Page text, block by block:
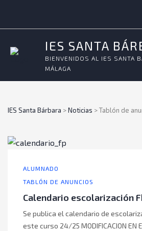
IES SANTA
BIENVENIDOS AL IES SANTA
MÁLAGA
IES Santa Bárbara >Noticias >Tablón de
ALUMNADO
TABLÓN DE ANUNCIOS
Calendario escolarización
Se publica el calendario de
este curso 24/25 MODIFICACION EN